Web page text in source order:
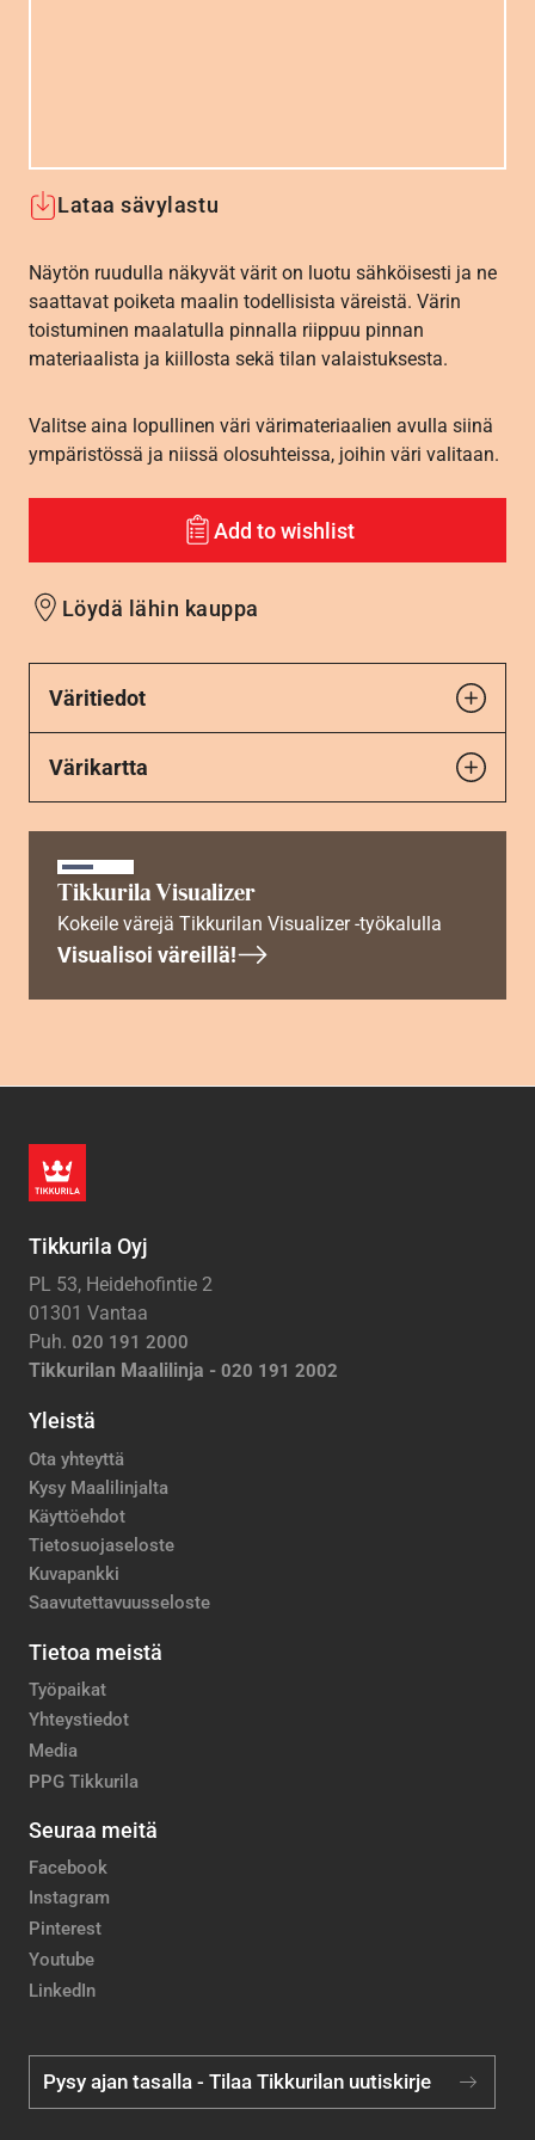
Lataa sävylastu
Näytön ruudulla näkyvät värit on luotu sähköisesti ja ne
saattavat poiketa maalin todellisista väreistä. Värin
toistuminen maalatulla pinnalla riippuu pinnan
materiaalista ja kiillosta sekä tilan valaistuksesta.
Valitse aina lopullinen väri värimateriaalien avulla siinä
ympäristössä ja niissä olosuhteissa, joihin väri valitaan.
Add to wishlist
Löydä lähin kauppa
Väritiedot
Värikartta
Tikkurila Visualizer
Kokeile värejä Tikkurilan Visualizer -työkalulla
Visualisoi väreillä!
Tikkurila Oyj
PL 53, Heidehofintie 2
01301 Vantaa
Puh. 020 191 2000
Tikkurilan Maalilinja - 020 191 2002
Yleistä
Ota yhteyttä
Kysy Maalilinjalta
Käyttöehdot
Tietosuojaseloste
Kuvapankki
Saavutettavuusseloste
Tietoa meistä
Työpaikat
Yhteystiedot
Media
PPG Tikkurila
Seuraa meitä
Facebook
Instagram
Pinterest
Youtube
LinkedIn
Pysy ajan tasalla - Tilaa Tikkurilan uutiskirje